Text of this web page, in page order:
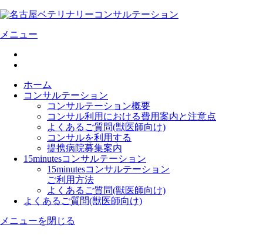
メニュー
ホーム
コンサルテーション
コンサルテーション概要
コンサル利用における費用案内と注意点
よくあるご質問(獣医師向け)
コンサルを利用する
提携病院募集案内
15minutesコンサルテーション
15minutesコンサルテーション
ご利用方法
よくあるご質問(獣医師向け)
よくあるご質問(獣医師向け)
メニューを閉じる